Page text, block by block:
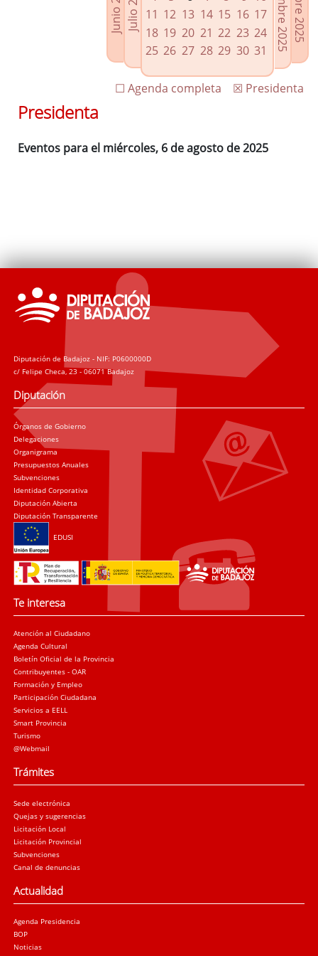
Agenda de Presidencia
Plenos provinciales y Juntas de gobierno
Oficina de Proyectos Europeos
11 12 13 14 15 16 17
18 19 20 21 22 23 24
25 26 27 28 29 30 31
☒ Presidenta
☐ Agenda completa
Presidenta
Eventos para el miércoles, 6 de agosto de 2025
Diputación de Badajoz - NIF: P0600000D
c/ Felipe Checa, 23 - 06071 Badajoz
Diputación
Órganos de Gobierno
Delegaciones
Organigrama
Presupuestos Anuales
Subvenciones
Identidad Corporativa
Diputación Abierta
Diputación Transparente
EDUSI
Te interesa
Atención al Ciudadano
Agenda Cultural
Boletín Oficial de la Provincia
Contribuyentes - OAR
Formación y Empleo
Participación Ciudadana
Servicios a EELL
Smart Provincia
Turismo
@Webmail
Trámites
Sede electrónica
Quejas y sugerencias
Licitación Local
Licitación Provincial
Subvenciones
Canal de denuncias
Actualidad
Agenda Presidencia
BOP
Noticias